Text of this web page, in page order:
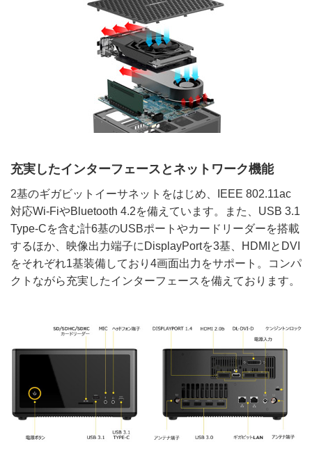
充実したインターフェースとネットワーク機能
2基のギガビットイーサネットをはじめ、IEEE 802.11ac
対応Wi-FiやBluetooth 4.2を備えています。また、USB 3.1
Type-Cを含む計6基のUSBポートやカードリーダーを搭載
するほか、映像出力端子にDisplayPortを3基、HDMIとDVI
をそれぞれ1基装備しており4画面出力をサポート。コンパ
クトながら充実したインターフェースを備えております。